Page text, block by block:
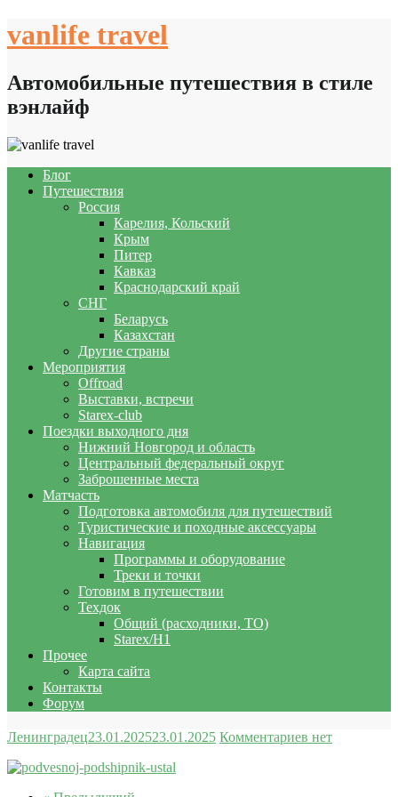
to
vanlife travel
Автомобильные путешествия в стиле
вэнлайф
Блог
Путешествия
Россия
Карелия, Кольский
Крым
Питер
Кавказ
Краснодарский край
СНГ
Беларусь
Казахстан
Другие страны
Мероприятия
Offroad
Выставки, встречи
Starex-club
Поездки выходного дня
Нижний Новгород и область
Центральный федеральный округ
Заброшенные места
Матчасть
Подготовка автомобиля для путешествий
Туристические и походные аксессуары
Навигация
Программы и оборудование
Треки и точки
Готовим в путешествии
Техдок
Общий (расходники, ТО)
Starex/H1
Прочее
Карта сайта
Контакты
Форум
Ленинградец23.01.202523.01.2025 Комментариев нет